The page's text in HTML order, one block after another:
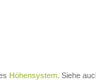
Höhensystem . Siehe